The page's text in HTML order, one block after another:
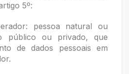
5º:
pessoa natural ou
público ou privado, que
de dados pessoais em